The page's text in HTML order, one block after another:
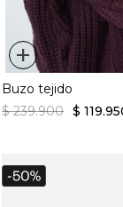
+
Buzo tejido
$ 239.900 $ 119.